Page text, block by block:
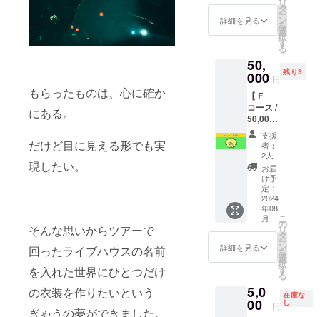
もらったものは、心に確か
にある。
だけど目に見える形でも実
現したい。
そんな思いからツアーで
回ったライブハウスの名前
を入れた世界にひとつだけ
の衣装を作りたいという
ぎゃうの夢ができました。
ださ
い。 ※
するお
名前を
備考に
ご入力
くださ
い。ご
入力が
ない場
合はご
支援者
名にな
ります
のでご
了承く
ださい
備考に
ご入力
入力が
ない場
合はご
支援者
名にな
ります
のでご
了承く
ださい
ませ。
へのご
招待が
コバニ
（ぎゃ
うとめ
いびー
による
アコー
ス
ティッ
クユ
ニッ
ト）に
よる出
演がメ
インに
なる
ホーム
でコア
パー
ティー
アフ
ター
Vanityy
yのライ
曲演奏
又は歌
で参加
できる
コー
ス。演
奏パー
ト・曲
共にお
選び頂
けま
す。動
画撮影
も可能
になっ
てバチ
ワンマ
ンにお
好きな
エスト
できる
権 ★ロ
フトワ
ンマン
でお好
きな曲
を一曲
リクエ
ストで
きる権
利で
す。リ
クエス
ト頂い
た曲の
映像を
いたし
ます。
詳細を見る
リ
タ
ー
ン
を
選
択
す
る
50,
000 円
残り3
【 F
コース /
50,000
円 】 ・
メン
バーと
打ち上
げ飲み
フトの
打ち上
げをメ
ンバー
と個別
にでき
日の飲
食代は
ご支援
支援
者：
2人
お届
け予
定：
2024
年08
月
詳細を見る
こ
の
リ
タ
ー
ン
を
選
択
す
る
5,0
00 円
在庫な
し